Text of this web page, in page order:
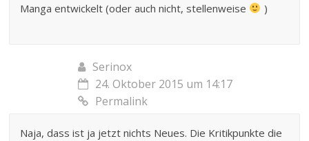
Manga entwickelt (oder auch nicht, stellenweise
)
Serinox
24. Oktober 2015 um 14:17
Permalink
Naja, dass ist ja jetzt nichts Neues. Die Kritikpunkte die